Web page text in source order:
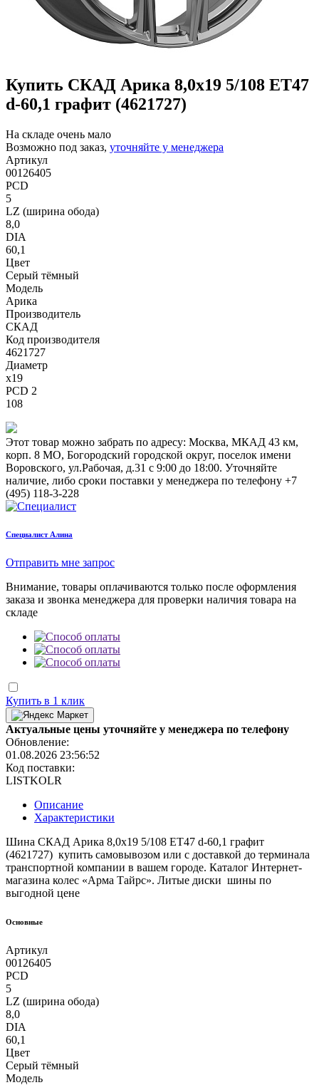
Купить СКАД Арика 8,0x19 5/108 ET47
d-60,1 графит (4621727)
На складе очень мало
Возможно под заказ, уточняйте у менеджера
Артикул
00126405
PCD
5
LZ (ширина обода)
8,0
DIA
60,1
Цвет
Серый тёмный
Модель
Арика
Производитель
СКАД
Код производителя
4621727
Диаметр
x19
PCD 2
108
Этот товар можно забрать по адресу: Москва, МКАД 43 км,
корп. 8 МО, Богородский городской округ, поселок имени
Воровского, ул.Рабочая, д.31 с 9:00 до 18:00. Уточняйте
наличие, либо сроки поставки у менеджера по телефону +7
(495) 118-3-228
Cпециалист Алина
Отправить мне запрос
Внимание, товары оплачиваются только после оформления
заказа и звонка менеджера для проверки наличия товара на
складе
Купить в 1 клик
Актуальные цены уточняйте у менеджера по телефону
Обновление:
01.08.2026 23:56:52
Код поставки:
LISTKOLR
Описание
Характеристики
Шина СКАД Арика 8,0x19 5/108 ET47 d-60,1 графит
(4621727) купить самовывозом или с доставкой до терминала
транспортной компании в вашем городе. Каталог Интернет-
магазина колес «Арма Тайрс». Литые диски шины по
выгодной цене
Основные
Артикул
00126405
PCD
5
LZ (ширина обода)
8,0
DIA
60,1
Цвет
Серый тёмный
Модель